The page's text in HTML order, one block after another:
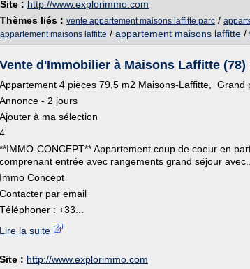
Site : http://www.explorimmo.com
Thèmes liés : vente appartement maisons laffitte parc /
appartement maisons laffitte / appartement maisons laffitte /
Vente d'Immobilier à Maisons Laffitte
Appartement 4 pièces 79,5 m2 Maisons-Laffitte, Grand
Annonce - 2 jours
Ajouter à ma sélection
4
**IMMO-CONCEPT** Appartement coup de coeur en
comprenant entrée avec rangements grand séjour avec...
Immo Concept
Contacter par email
Téléphoner : +33...
Lire la suite
Site : http://www.explorimmo.com